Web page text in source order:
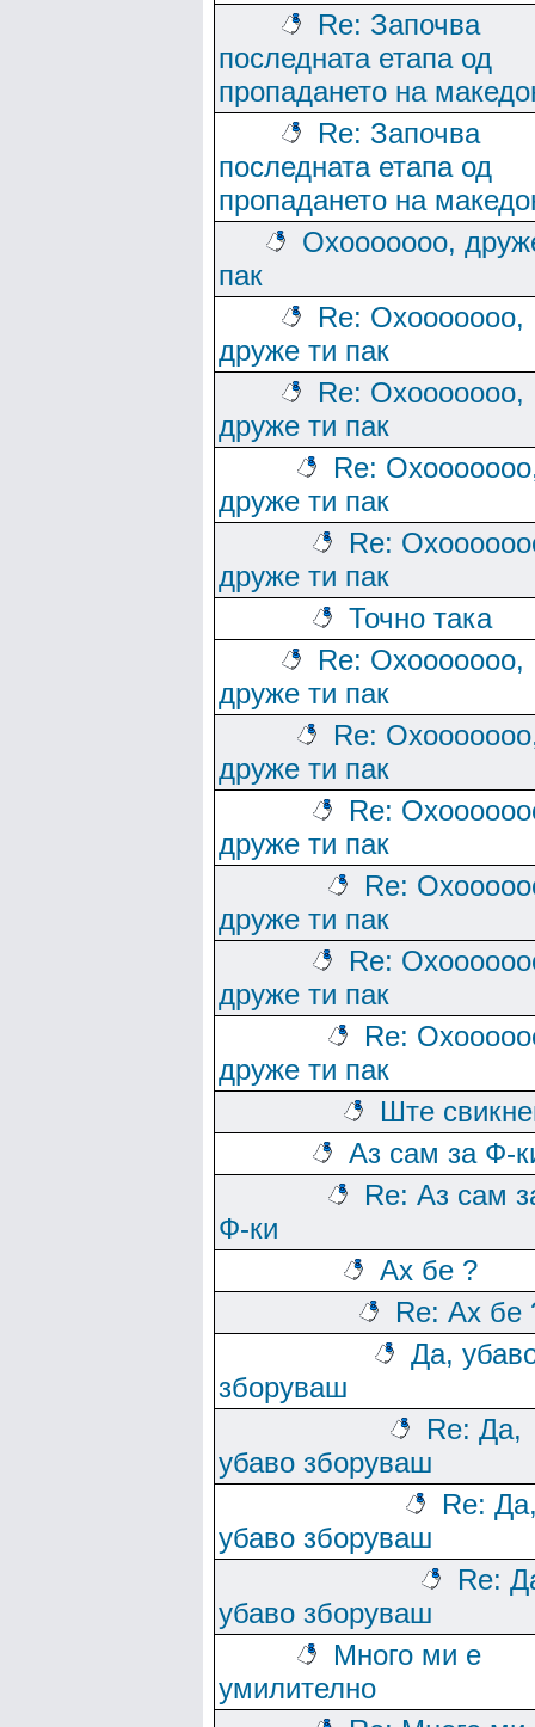
Re: Започва
последната етапа од
пропадането на
Re: Започва
последната етапа од
пропадането на
Охооооооо,
пак
Re: Охооооооо,
друже ти пак
Re: Охооооооо,
друже ти пак
Re:
друже ти пак
Re:
друже ти пак
Точно така
Re: Охооооооо,
друже ти пак
Re:
друже ти пак
Re:
друже ти пак
Re:
друже ти пак
Re:
друже ти пак
Re:
друже ти пак
Ште
Аз сам за Ф-
Re: Аз сам
Ф-ки
Ах бе ?
Re: Ах бе
Да,
зборуваш
Re: Да,
убаво зборуваш
Re:
убаво зборуваш
Re:
убаво зборуваш
Много ми е
умилително